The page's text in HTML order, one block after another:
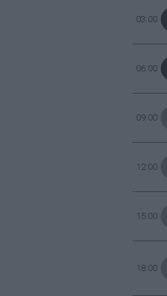
03:00
06:00
09:00
12:00
15:00
18:00